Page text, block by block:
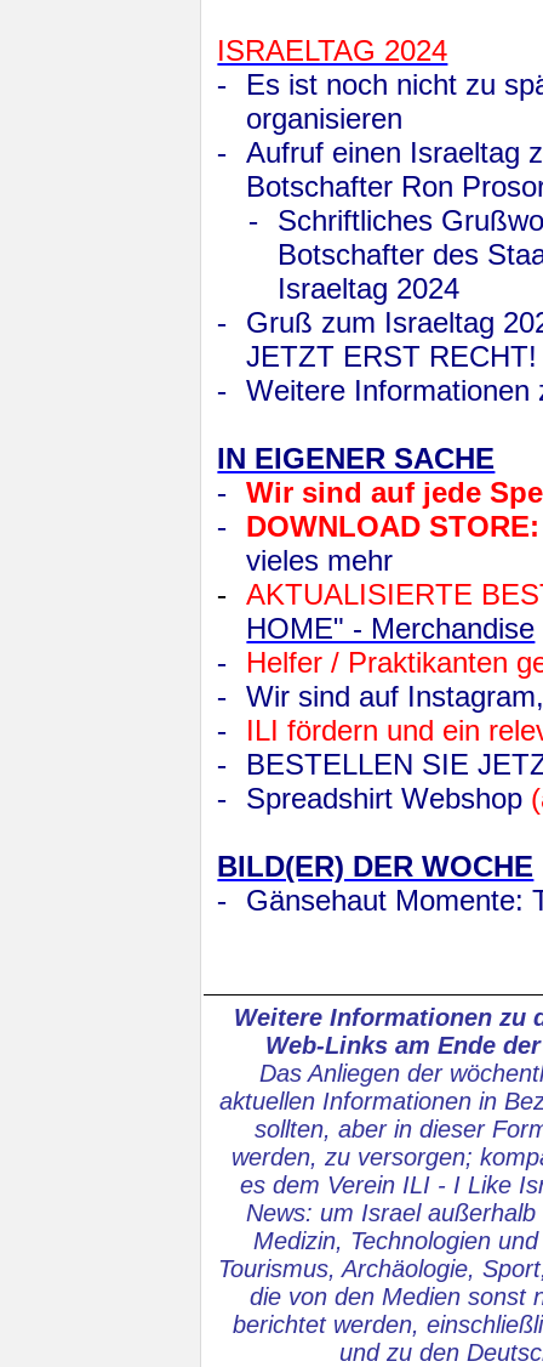
ISRAELTAG 2024
-
Es ist noch nicht zu
organisieren
-
Aufruf einen Israeltag
Botschafter Ron
-
Schriftliches
Botschafter des
Israeltag 2024
-
Gruß zum Israeltag
JETZT ERST RECHT!
-
Weitere Informationen
IN EIGENER SACHE
-
Wir sind auf jede
-
DOWNLOAD
vieles mehr
-
AKTUALISIERTE
HOME" - Merchandise
-
Helfer / Praktikanten
-
Wir sind auf
-
ILI fördern und ein
-
BESTELLEN SIE
-
Spreadshirt Webshop
BILD(ER) DER WOCHE
-
Gänsehaut Momente:
Weitere Informationen zu
Web-Links am Ende
Das Anliegen der
aktuellen Informationen in
sollten, aber in dieser
werden, zu versorgen;
es dem Verein ILI - I Like
News: um Israel
Medizin, Technologien
Tourismus, Archäologie,
die von den Medien sonst
berichtet werden,
und zu den